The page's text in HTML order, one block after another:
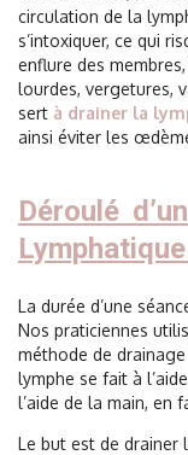
circulation de la
s’intoxiquer, ce qui
enflure des
lourdes, vergetures,
sert à drainer la
ainsi éviter les
Déroulé
La durée d’une
Nos praticiennes
méthode de
lymphe se fait à
l’aide de la main, en
Le but est de drainer